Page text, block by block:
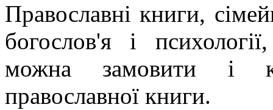
Православні книги,
богослов'я і
можна замовити і
православної книги.